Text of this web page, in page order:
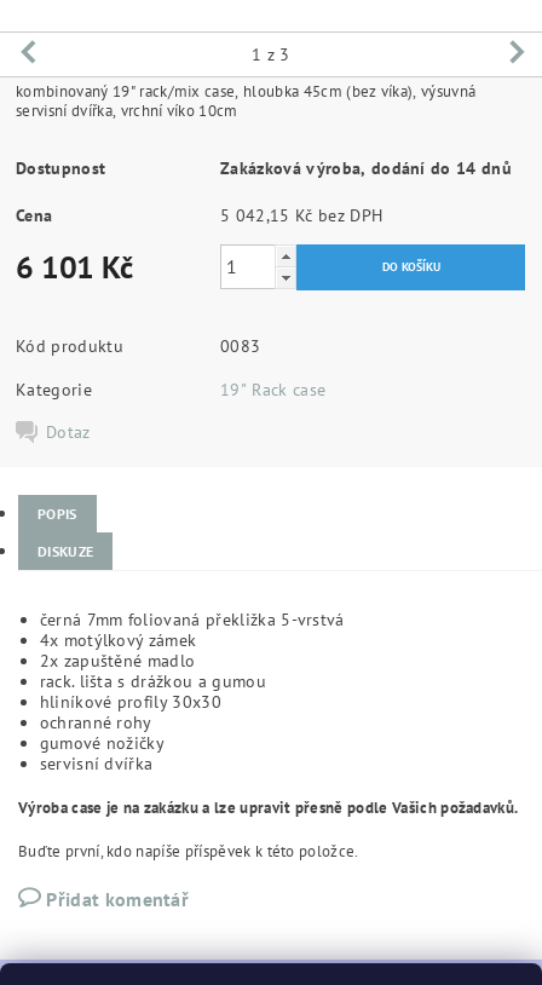
1 z 3
kombinovaný 19" rack/mix case, hloubka 45cm (bez víka), výsuvná
servisní dvířka, vrchní víko 10cm
Dostupnost Zakázková výroba, dodání do 14 dnů
Cena 5 042,15 Kč bez DPH
6 101 Kč
Kód produktu
0083
Kategorie
19" Rack case
Dotaz
POPIS
DISKUZE
černá 7mm foliovaná překližka 5-vrstvá
4x motýlkový zámek
2x zapuštěné madlo
rack. lišta s drážkou a gumou
hliníkové profily 30x30
ochranné rohy
gumové nožičky
servisní dvířka
Výroba case je na zakázku a lze upravit přesně podle Vašich požadavků.
Buďte první, kdo napíše příspěvek k této položce.
Přidat komentář